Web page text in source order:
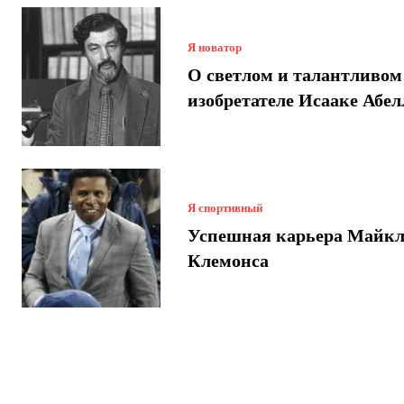
Я новатор
О светлом и талантливом
изобретателе Исааке
Я спортивный
Успешная карьера
Клемонса